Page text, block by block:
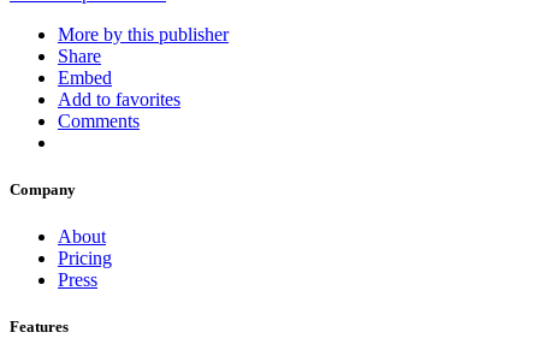
More by this publisher
Share
Embed
Add to favorites
Comments
Company
About
Pricing
Press
Features